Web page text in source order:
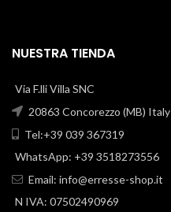
NUESTRA TIENDA
Via F.lli Villa SNC
20863 Concorezzo (MB) Italy
Tel:+39 039 367319
WhatsApp: +39 3518273556
Email: info@erresse-shop.it
N IVA: 07502490969